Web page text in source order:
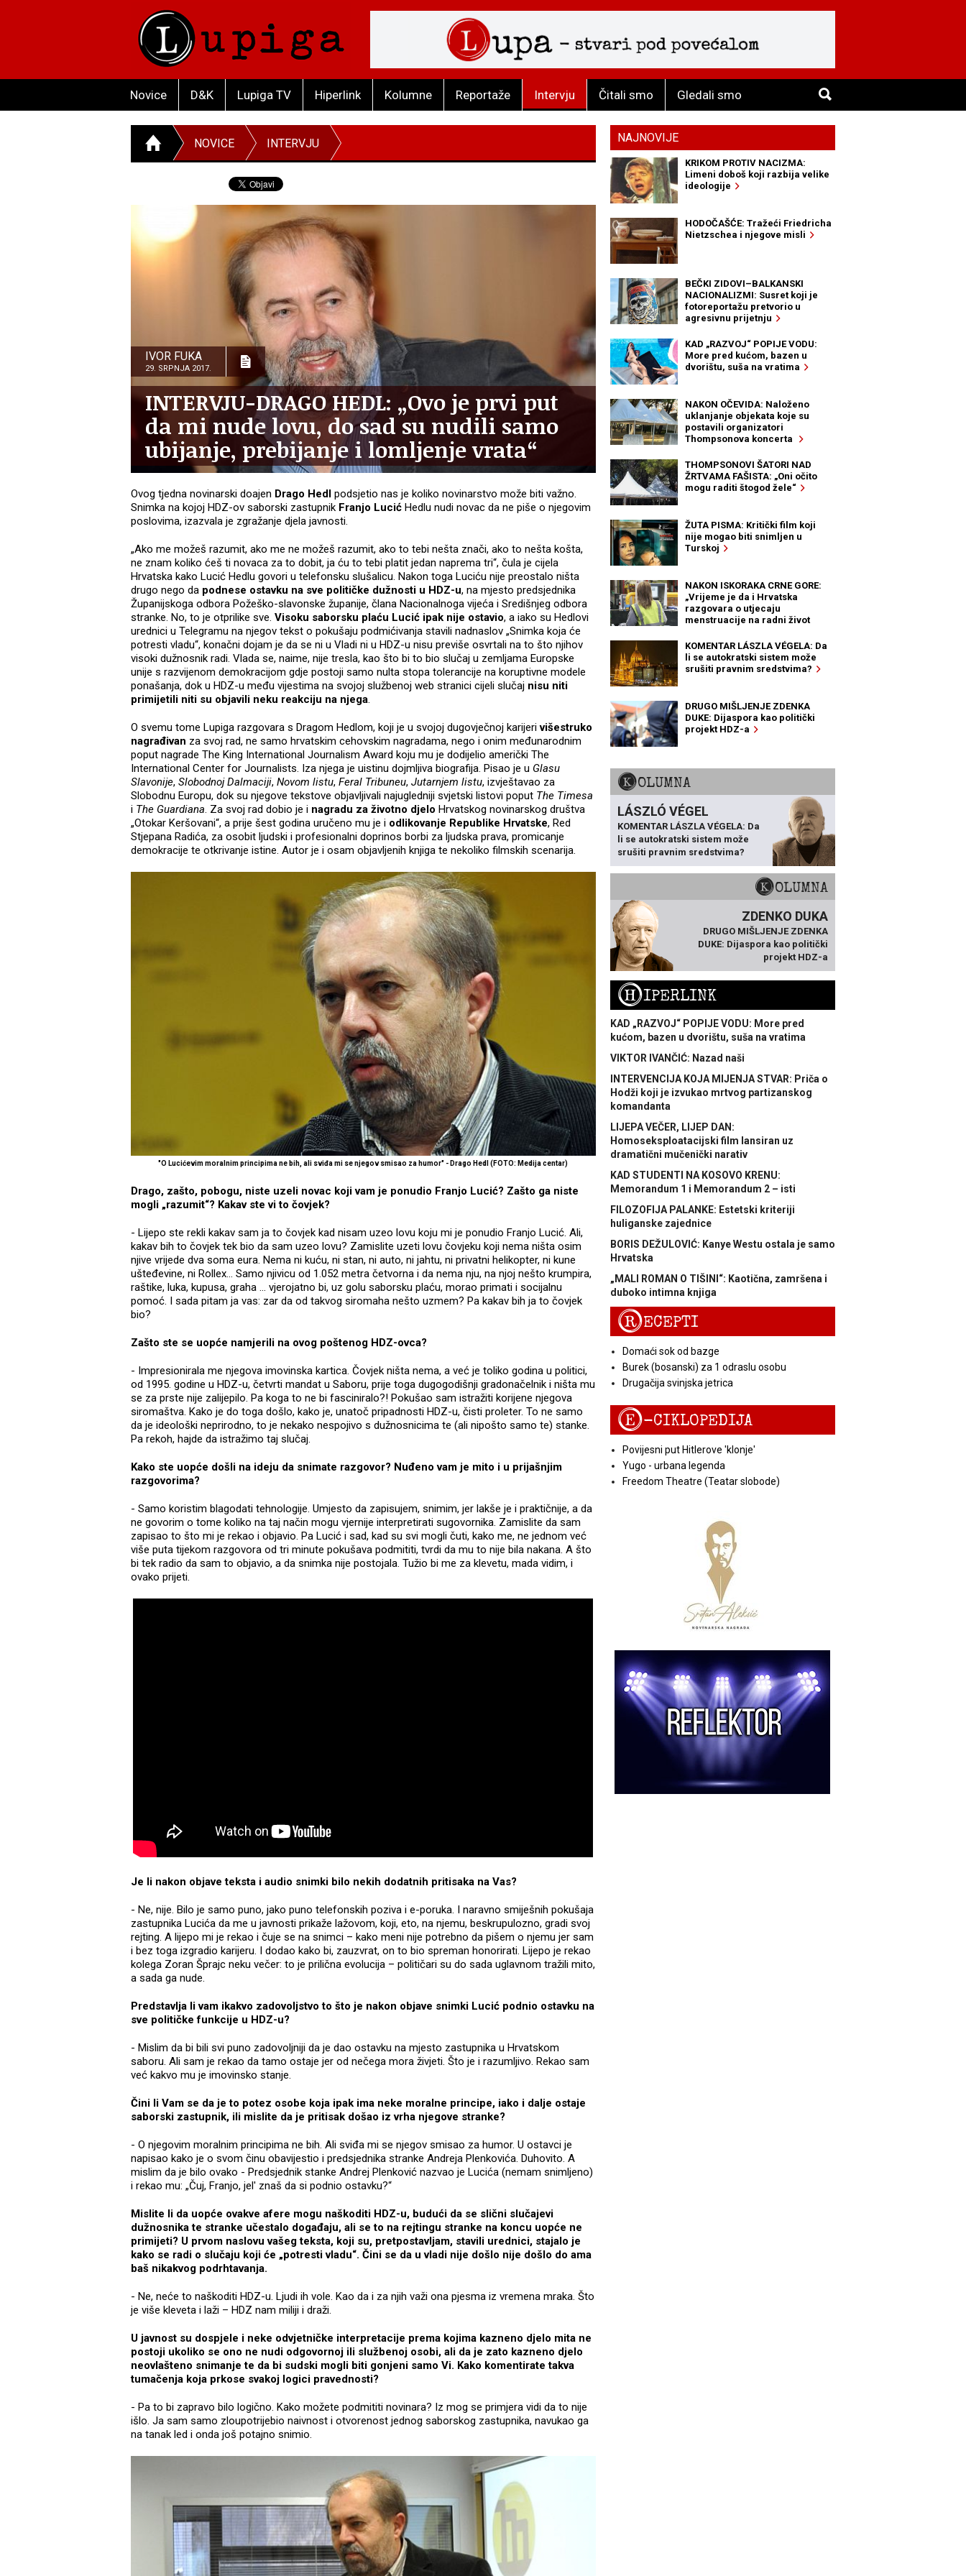
Novice D&K Lupiga TV Hiperlink Kolumne Reportaže Intervju Čitali smo Gledali smo
NOVICE INTERVJU
IVOR FUKA
29. SRPNJA 2017.
INTERVJU-DRAGO HEDL: „Ovo je prvi put
da mi nude lovu, do sad su nudili samo
ubijanje, prebijanje i lomljenje vrata“
Ovog tjedna novinarski doajen Drago Hedl podsjetio nas je koliko novinarstvo može biti važno.
Snimka na kojoj HDZ-ov saborski zastupnik Franjo Lucić Hedlu nudi novac da ne piše o njegovim
poslovima, izazvala je zgražanje djela javnosti.
„Ako me možeš razumit, ako me ne možeš razumit, ako to tebi nešta znači, ako to nešta košta,
ne znam koliko ćeš ti novaca za to dobit, ja ću to tebi platit jedan naprema tri“, čula je cijela
Hrvatska kako Lucić Hedlu govori u telefonsku slušalicu. Nakon toga Luciću nije preostalo ništa
drugo nego da podnese ostavku na sve političke dužnosti u HDZ-u, na mjesto predsjednika
Županijskoga odbora Požeško-slavonske županije, člana Nacionalnoga vijeća i Središnjeg odbora
stranke. No, to je otprilike sve. Visoku saborsku plaću Lucić ipak nije ostavio, a iako su Hedlovi
urednici u Telegramu na njegov tekst o pokušaju podmićivanja stavili nadnaslov „Snimka koja će
potresti vladu“, konačni dojam je da se ni u Vladi ni u HDZ-u nisu previše osvrtali na to što njihov
visoki dužnosnik radi. Vlada se, naime, nije tresla, kao što bi to bio slučaj u zemljama Europske
unije s razvijenom demokracijom gdje postoji samo nulta stopa tolerancije na koruptivne modele
ponašanja, dok u HDZ-u među vijestima na svojoj službenoj web stranici cijeli slučaj nisu niti
primijetili niti su objavili neku reakciju na njega.
O svemu tome Lupiga razgovara s Dragom Hedlom, koji je u svojoj dugovječnoj karijerivišestruko
nagrađivan za svoj rad, ne samo hrvatskim cehovskim nagradama, nego i onim međunarodnim
poput nagrade The King International Journalism Award koju mu je dodijelio američki The
International Center for Journalists. Iza njega je uistinu dojmljiva biografija. Pisao je u Glasu
Slavonije, Slobodnoj Dalmaciji, Novom listu, Feral Tribuneu, Jutarnjem listu, izvještavao za
Slobodnu Europu, dok su njegove tekstove objavljivali najugledniji svjetski listovi poput The Timesa
i The Guardiana. Za svoj rad dobio je i nagradu za životno djelo Hrvatskog novinarskog društva
„Otokar Keršovani“, a prije šest godina uručeno mu je i odlikovanje Republike Hrvatske, Red
Stjepana Radića, za osobit ljudski i profesionalni doprinos borbi za ljudska prava, promicanje
demokracije te otkrivanje istine. Autor je i osam objavljenih knjiga te nekoliko filmskih scenarija.
"O Lucićevim moralnim principima ne bih, ali sviđa mi se njegov smisao za humor" - Drago Hedl (FOTO: Medija centar)
Drago, zašto, pobogu, niste uzeli novac koji vam je ponudio Franjo Lucić? Zašto ga niste
mogli „razumit“? Kakav ste vi to čovjek?
- Lijepo ste rekli kakav sam ja to čovjek kad nisam uzeo lovu koju mi je ponudio Franjo Lucić. Ali,
kakav bih to čovjek tek bio da sam uzeo lovu? Zamislite uzeti lovu čovjeku koji nema ništa osim
njive vrijede dva soma eura. Nema ni kuću, ni stan, ni auto, ni jahtu, ni privatni helikopter, ni kune
ušteđevine, ni Rollex… Samo njivicu od 1.052 metra četvorna i da nema nju, na njoj nešto krumpira,
raštike, luka, kupusa, graha … vjerojatno bi, uz golu saborsku plaću, morao primati i socijalnu
pomoć. I sada pitam ja vas: zar da od takvog siromaha nešto uzmem? Pa kakav bih ja to čovjek
bio?
Zašto ste se uopće namjerili na ovog poštenog HDZ-ovca?
- Impresionirala me njegova imovinska kartica. Čovjek ništa nema, a već je toliko godina u politici,
od 1995. godine u HDZ-u, četvrti mandat u Saboru, prije toga dugogodišnji gradonačelnik i ništa mu
se za prste nije zalijepilo. Pa koga to ne bi fasciniralo?! Pokušao sam istražiti korijene njegova
siromaštva. Kako je do toga došlo, kako je, unatoč pripadnosti HDZ-u, čisti proleter. To ne samo
da je ideološki neprirodno, to je nekako nespojivo s dužnosnicima te (ali nipošto samo te) stanke.
Pa rekoh, hajde da istražimo taj slučaj.
Kako ste uopće došli na ideju da snimate razgovor? Nuđeno vam je mito i u prijašnjim
razgovorima?
- Samo koristim blagodati tehnologije. Umjesto da zapisujem, snimim, jer lakše je i praktičnije, a da
ne govorim o tome koliko na taj način mogu vjernije interpretirati sugovornika. Zamislite da sam
zapisao to što mi je rekao i objavio. Pa Lucić i sad, kad su svi mogli čuti, kako me, ne jednom već
više puta tijekom razgovora od tri minute pokušava podmititi, tvrdi da mu to nije bila nakana. A što
bi tek radio da sam to objavio, a da snimka nije postojala. Tužio bi me za klevetu, mada vidim, i
ovako prijeti.
Je li nakon objave teksta i audio snimki bilo nekih dodatnih pritisaka na Vas?
- Ne, nije. Bilo je samo puno, jako puno telefonskih poziva i e-poruka. I naravno smiješnih pokušaja
zastupnika Lucića da me u javnosti prikaže lažovom, koji, eto, na njemu, beskrupulozno, gradi svoj
rejting. A lijepo mi je rekao i čuje se na snimci – kako meni nije potrebno da pišem o njemu jer sam
i bez toga izgradio karijeru. I dodao kako bi, zauzvrat, on to bio spreman honorirati. Lijepo je rekao
kolega Zoran Šprajc neku večer: to je prilična evolucija – političari su do sada uglavnom tražili mito,
a sada ga nude.
Predstavlja li vam ikakvo zadovoljstvo to što je nakon objave snimki Lucić podnio ostavku na
sve političke funkcije u HDZ-u?
- Mislim da bi bili svi puno zadovoljniji da je dao ostavku na mjesto zastupnika u Hrvatskom
saboru. Ali sam je rekao da tamo ostaje jer od nečega mora živjeti. Što je i razumljivo. Rekao sam
već kakvo mu je imovinsko stanje.
Čini li Vam se da je to potez osobe koja ipak ima neke moralne principe, iako i dalje ostaje
saborski zastupnik, ili mislite da je pritisak došao iz vrha njegove stranke?
- O njegovim moralnim principima ne bih. Ali sviđa mi se njegov smisao za humor. U ostavci je
napisao kako je o svom činu obavijestio i predsjednika stranke Andreja Plenkovića. Duhovito. A
mislim da je bilo ovako - Predsjednik stanke Andrej Plenković nazvao je Lucića (nemam snimljeno)
i rekao mu: „Čuj, Franjo, jel' znaš da si podnio ostavku?“
Mislite li da uopće ovakve afere mogu naškoditi HDZ-u, budući da se slični slučajevi
dužnosnika te stranke učestalo događaju, ali se to na rejtingu stranke na koncu uopće ne
primijeti? U prvom naslovu vašeg teksta, koji su, pretpostavljam, stavili urednici, stajalo je
kako se radi o slučaju koji će „potresti vladu“. Čini se da u vladi nije došlo nije došlo do ama
baš nikakvog podrhtavanja.
- Ne, neće to naškoditi HDZ-u. Ljudi ih vole. Kao da i za njih važi ona pjesma iz vremena mraka. Što
je više kleveta i laži – HDZ nam miliji i draži.
U javnost su dospjele i neke odvjetničke interpretacije prema kojima kazneno djelo mita ne
postoji ukoliko se ono ne nudi odgovornoj ili službenoj osobi, ali da je zato kazneno djelo
neovlašteno snimanje te da bi sudski mogli biti gonjeni samo Vi. Kako komentirate takva
tumačenja koja prkose svakoj logici pravednosti?
- Pa to bi zapravo bilo logično. Kako možete podmititi novinara? Iz mog se primjera vidi da to nije
išlo. Ja sam samo zloupotrijebio naivnost i otvorenost jednog saborskog zastupnika, navukao ga
na tanak led i onda još potajno snimio.
NAJNOVIJE
KRIKOM PROTIV NACIZMA:
Limeni doboš koji razbija velike
ideologije
HODOČAŠĆE: Tražeći Friedricha
Nietzschea i njegove misli
BEČKI ZIDOVI–BALKANSKI
NACIONALIZMI: Susret koji je
fotoreportažu pretvorio u
agresivnu prijetnju
KAD „RAZVOJ“ POPIJE VODU:
More pred kućom, bazen u
dvorištu, suša na vratima
NAKON OČEVIDA: Naloženo
uklanjanje objekata koje su
postavili organizatori
Thompsonova koncerta
THOMPSONOVI ŠATORI NAD
ŽRTVAMA FAŠISTA: „Oni očito
mogu raditi štogod žele“
ŽUTA PISMA: Kritički film koji
nije mogao biti snimljen u
Turskoj
NAKON ISKORAKA CRNE GORE:
„Vrijeme je da i Hrvatska
razgovara o utjecaju
menstruacije na radni život
KOMENTAR LÁSZLA VÉGELA: Da
li se autokratski sistem može
srušiti pravnim sredstvima?
DRUGO MIŠLJENJE ZDENKA
DUKE: Dijaspora kao politički
projekt HDZ-a
KOLUMNA
LÁSZLÓ VÉGEL
KOMENTAR LÁSZLA VÉGELA: Da
li se autokratski sistem može
srušiti pravnim sredstvima?
KOLUMNA
ZDENKO DUKA
DRUGO MIŠLJENJE ZDENKA
DUKE: Dijaspora kao politički
projekt HDZ-a
HIPERLINK
KAD „RAZVOJ“ POPIJE VODU: More pred
kućom, bazen u dvorištu, suša na vratima
VIKTOR IVANČIĆ: Nazad naši
INTERVENCIJA KOJA MIJENJA STVAR: Priča o
Hodži koji je izvukao mrtvog partizanskog
komandanta
LIJEPA VEČER, LIJEP DAN:
Homoseksploatacijski film lansiran uz
dramatični mučenički narativ
KAD STUDENTI NA KOSOVO KRENU:
Memorandum 1 i Memorandum 2 – isti
FILOZOFIJA PALANKE: Estetski kriteriji
huliganske zajednice
BORIS DEŽULOVIĆ: Kanye Westu ostala je samo
Hrvatska
„MALI ROMAN O TIŠINI“: Kaotična, zamršena i
duboko intimna knjiga
RECEPTI
Domaći sok od bazge
Burek (bosanski) za 1 odraslu osobu
Drugačija svinjska jetrica
E-CIKLOPEDIJA
Povijesni put Hitlerove 'klonje'
Yugo - urbana legenda
Freedom Theatre (Teatar slobode)